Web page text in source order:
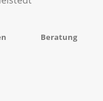
Beratung